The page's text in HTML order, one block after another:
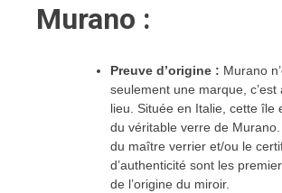
Murano :
Preuve d’origine : Murano
seulement une marque, c’est
lieu. Située en Italie, cette île
du véritable verre de
du maître verrier et/ou le
d’authenticité sont les
de l’origine du miroir.